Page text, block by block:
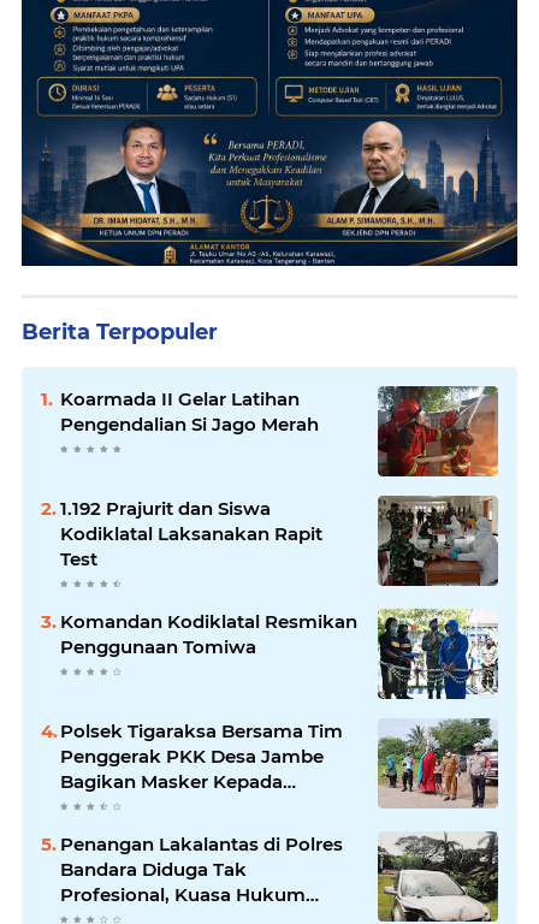
Berita Terpopuler
Koarmada II Gelar Latihan
Pengendalian Si Jago Merah
1.192 Prajurit dan Siswa
Kodiklatal Laksanakan Rapit
Test
Komandan Kodiklatal Resmikan
Penggunaan Tomiwa
Polsek Tigaraksa Bersama Tim
Penggerak PKK Desa Jambe
Bagikan Masker Kepada
Pengguna Jalan
Penangan Lakalantas di Polres
Bandara Diduga Tak
Profesional, Kuasa Hukum